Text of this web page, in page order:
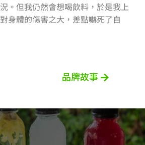
。但我仍然會想喝飲料，於是我上
身體的傷害之大，差點嚇死了自
品牌故事